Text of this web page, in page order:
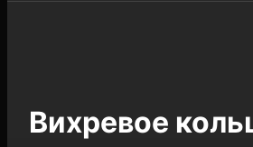
Вихревое